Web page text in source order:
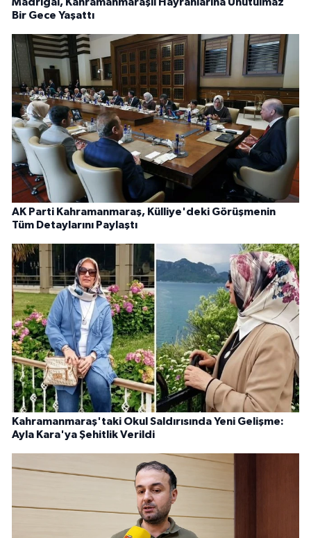
Madrigal, Kahramanmaraşlı Hayranlarına Unutulmaz
Bir Gece Yaşattı
AK Parti Kahramanmaraş, Külliye'deki Görüşmenin
Tüm Detaylarını Paylaştı
Kahramanmaraş'taki Okul Saldırısında Yeni Gelişme:
Ayla Kara'ya Şehitlik Verildi